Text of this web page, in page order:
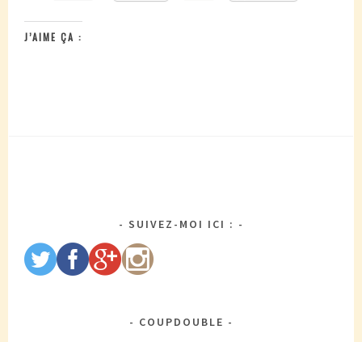
J’AIME ÇA :
SUIVEZ-MOI ICI :
COUPDOUBLE